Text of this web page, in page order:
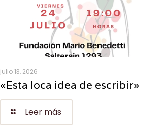
julio 13, 2026
«Esta loca idea de escribir»
Leer más